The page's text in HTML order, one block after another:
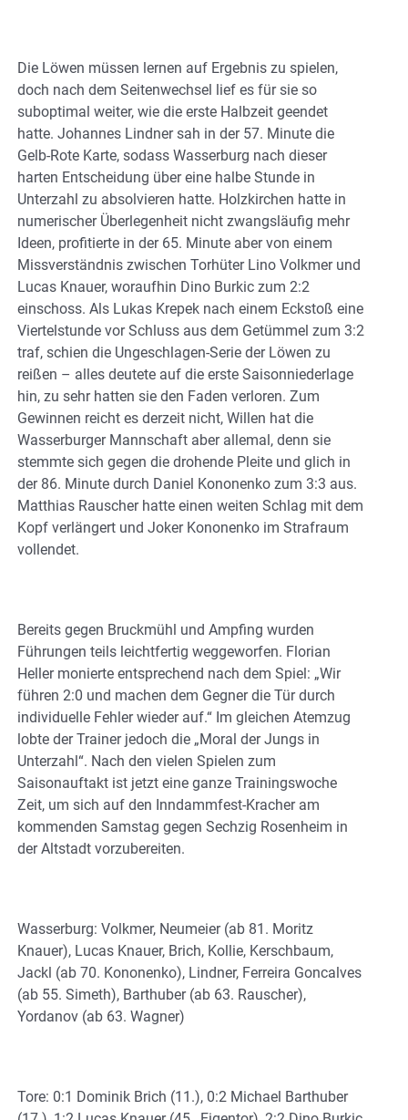
Die Löwen müssen lernen auf Ergebnis zu spielen,
doch nach dem Seitenwechsel lief es für sie so
suboptimal weiter, wie die erste Halbzeit geendet
hatte. Johannes Lindner sah in der 57. Minute die
Gelb-Rote Karte, sodass Wasserburg nach dieser
harten Entscheidung über eine halbe Stunde in
Unterzahl zu absolvieren hatte. Holzkirchen hatte in
numerischer Überlegenheit nicht zwangsläufig mehr
Ideen, profitierte in der 65. Minute aber von einem
Missverständnis zwischen Torhüter Lino Volkmer und
Lucas Knauer, woraufhin Dino Burkic zum 2:2
einschoss. Als Lukas Krepek nach einem Eckstoß eine
Viertelstunde vor Schluss aus dem Getümmel zum 3:2
traf, schien die Ungeschlagen-Serie der Löwen zu
reißen – alles deutete auf die erste Saisonniederlage
hin, zu sehr hatten sie den Faden verloren. Zum
Gewinnen reicht es derzeit nicht, Willen hat die
Wasserburger Mannschaft aber allemal, denn sie
stemmte sich gegen die drohende Pleite und glich in
der 86. Minute durch Daniel Kononenko zum 3:3 aus.
Matthias Rauscher hatte einen weiten Schlag mit dem
Kopf verlängert und Joker Kononenko im Strafraum
vollendet.
Bereits gegen Bruckmühl und Ampfing wurden
Führungen teils leichtfertig weggeworfen. Florian
Heller monierte entsprechend nach dem Spiel: „Wir
führen 2:0 und machen dem Gegner die Tür durch
individuelle Fehler wieder auf.“ Im gleichen Atemzug
lobte der Trainer jedoch die „Moral der Jungs in
Unterzahl“. Nach den vielen Spielen zum
Saisonauftakt ist jetzt eine ganze Trainingswoche
Zeit, um sich auf den Inndammfest-Kracher am
kommenden Samstag gegen Sechzig Rosenheim in
der Altstadt vorzubereiten.
Wasserburg: Volkmer, Neumeier (ab 81. Moritz
Knauer), Lucas Knauer, Brich, Kollie, Kerschbaum,
Jackl (ab 70. Kononenko), Lindner, Ferreira Goncalves
(ab 55. Simeth), Barthuber (ab 63. Rauscher),
Yordanov (ab 63. Wagner)
Tore: 0:1 Dominik Brich (11.), 0:2 Michael Barthuber